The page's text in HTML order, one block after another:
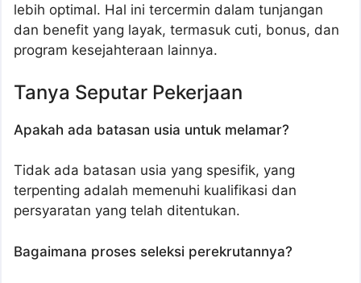
lebih optimal. Hal ini tercermin dalam tunjangan
dan benefit yang layak, termasuk cuti, bonus, dan
program kesejahteraan lainnya.
Tanya Seputar Pekerjaan
Apakah ada batasan usia untuk melamar?
Tidak ada batasan usia yang spesifik, yang
terpenting adalah memenuhi kualifikasi dan
persyaratan yang telah ditentukan.
Bagaimana proses seleksi perekrutannya?